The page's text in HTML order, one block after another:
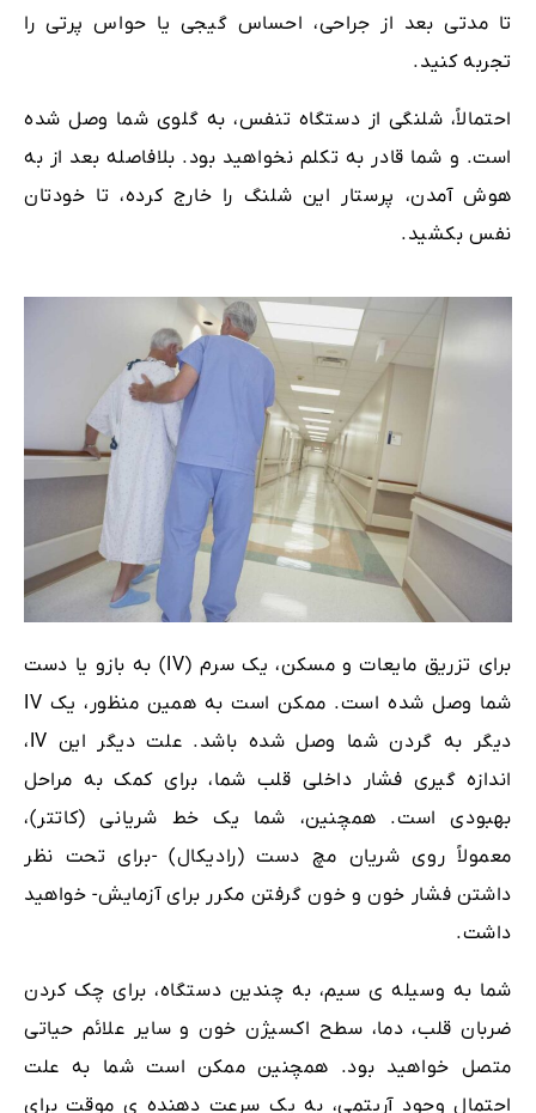
تا مدتی بعد از جراحی، احساس گیجی یا حواس پرتی را
تجربه کنید.
احتمالاً، شلنگی از دستگاه تنفس، به گلوی شما وصل شده
است. و شما قادر به تکلم نخواهید بود. بلافاصله بعد از به
هوش آمدن، پرستار این شلنگ را خارج کرده، تا خودتان
نفس بکشید.
برای تزریق مایعات و مسکن، یک سرم (IV) به بازو یا دست
شما وصل شده است. ممکن است به همین منظور، یک IV
دیگر به گردن شما وصل شده باشد. علت دیگر این IV،
اندازه گیری فشار داخلی قلب شما، برای کمک به مراحل
بهبودی است. همچنین، شما یک خط شریانی (کاتتر)،
معمولاً روی شریان مچ دست (رادیکال) -برای تحت نظر
داشتن فشار خون و خون گرفتن مکرر برای آزمایش- خواهید
داشت.
شما به وسیله ی سیم، به چندین دستگاه، برای چک کردن
ضربان قلب، دما، سطح اکسیژن خون و سایر علائم حیاتی
متصل خواهید بود. همچنین ممکن است شما به علت
احتمال وجود آریتمی، به یک سرعت دهنده ی موقت برای